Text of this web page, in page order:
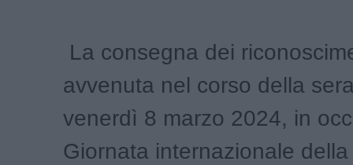
La consegna dei
avvenuta nel corso della
venerdì 8 marzo 2024, in
Giornata internazionale